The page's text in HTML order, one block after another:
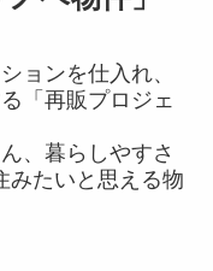
ョンを仕入れ、
「再販プロジェ
、暮らしやすさ
みたいと思える物